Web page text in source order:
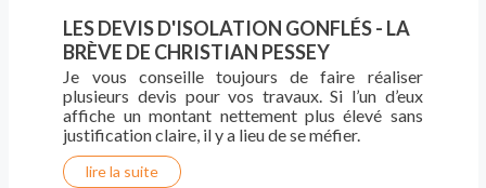
LES DEVIS D'ISOLATION GONFLÉS - LA
BRÈVE DE CHRISTIAN PESSEY
Je vous conseille toujours de faire réaliser
plusieurs devis pour vos travaux. Si l’un d’eux
affiche un montant nettement plus élevé sans
justification claire, il y a lieu de se méfier.
lire la suite